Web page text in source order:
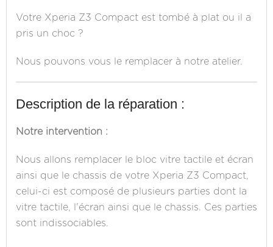
Votre Xperia Z3 Compact est tombé à plat ou il a
pris un choc ?
Nous pouvons vous le remplacer à notre atelier.
Description de la réparation :
Notre intervention :
Nous allons remplacer le bloc vitre tactile et écran
ainsi que le chassis de votre Xperia Z3 Compact,
celui-ci est composé de plusieurs parties dont la
vitre tactile, l'écran ainsi que le chassis. Ces parties
sont indissociables.